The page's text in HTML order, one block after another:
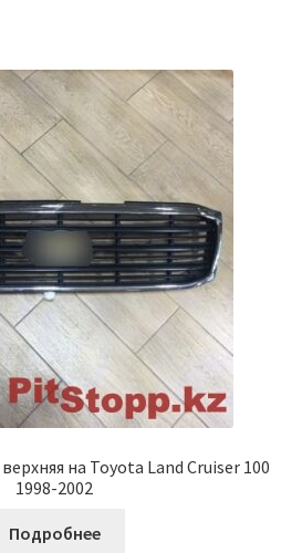
на Toyota Land Cruiser 100
1998-2002
Подробнее